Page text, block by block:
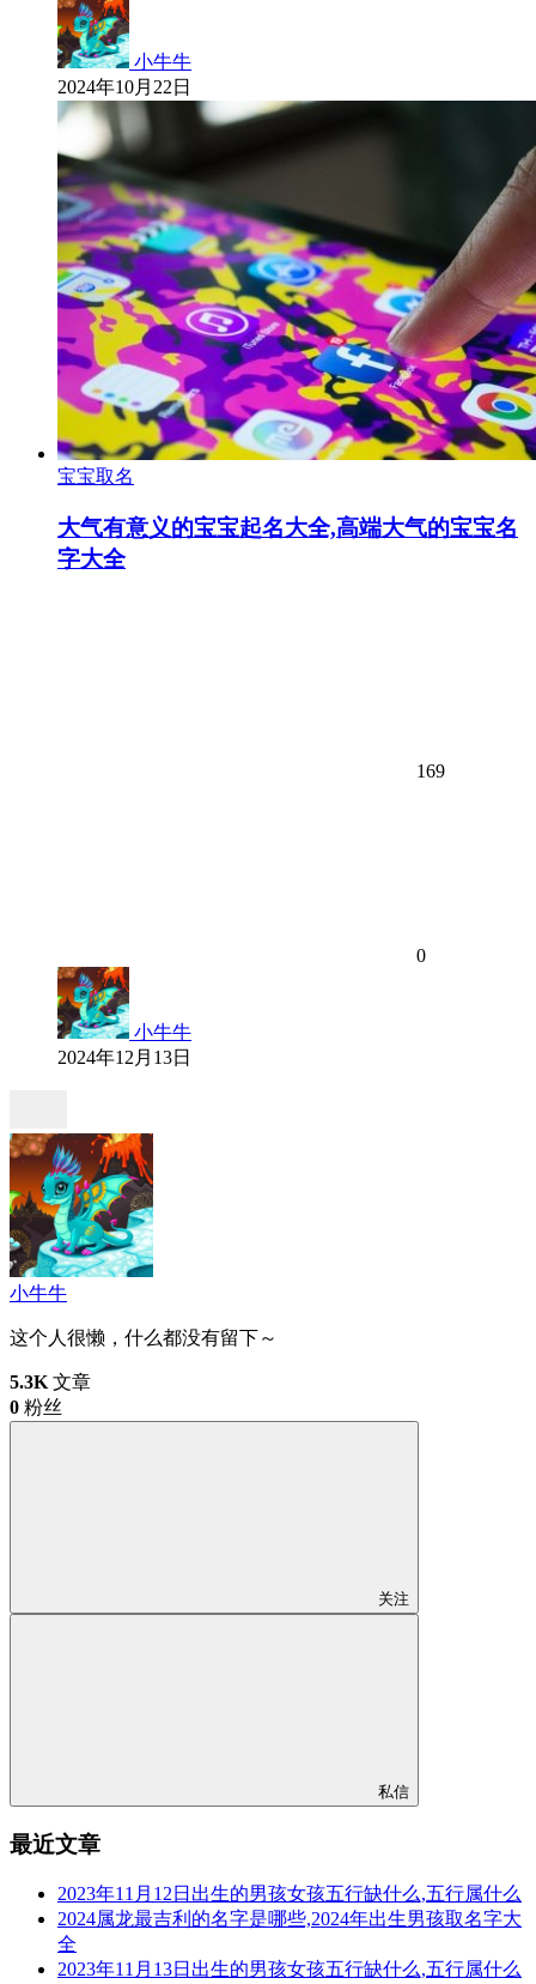
小牛牛
2024年10月22日
宝宝取名
大气有意义的宝宝起名大全,高端大气的宝宝名
字大全
169
0
小牛牛
2024年12月13日
小牛牛
这个人很懒，什么都没有留下～
5.3K 文章
0 粉丝
关注
私信
最近文章
2023年11月12日出生的男孩女孩五行缺什么,五行属什么
2024属龙最吉利的名字是哪些,2024年出生男孩取名字大
全
2023年11月13日出生的男孩女孩五行缺什么,五行属什么